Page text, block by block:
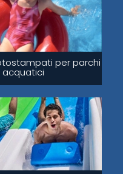
per parchi
acquatici